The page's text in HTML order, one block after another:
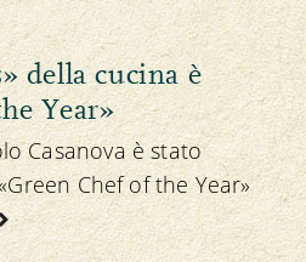
della cucina è
Year»
Casanova è stato
Chef of the Year»